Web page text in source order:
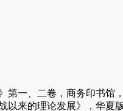
第一、二卷，商务印书馆
以来的理论发展》，华夏